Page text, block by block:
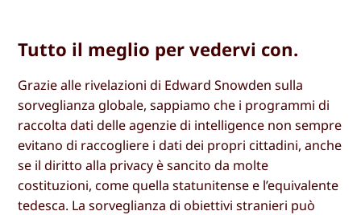
Tutto il meglio per vedervi con.
Grazie alle rivelazioni di Edward Snowden sulla
sorveglianza globale, sappiamo che i programmi di
raccolta dati delle agenzie di intelligence non sempre
evitano di raccogliere i dati dei propri cittadini, anche
se il diritto alla privacy è sancito da molte
costituzioni, come quella statunitense e l’equivalente
tedesca. La sorveglianza di obiettivi stranieri può